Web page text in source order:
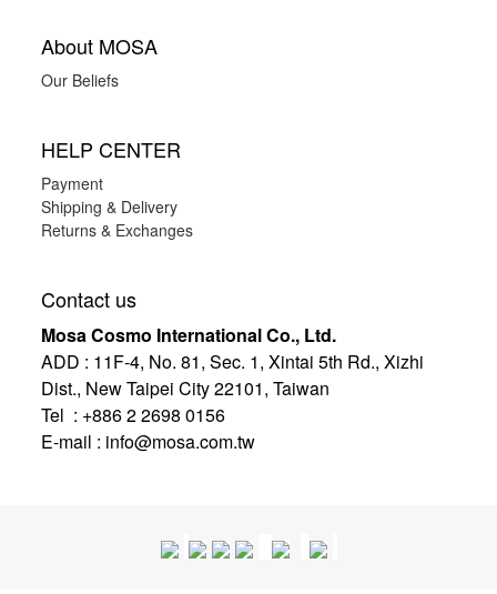
About MOSA
Our Beliefs
HELP CENTER
Payment
Shipping & Delivery
Returns & Exchanges
Contact us
Mosa Cosmo International Co., Ltd.
ADD : 11F-4, No. 81, Sec. 1, Xintai 5th Rd., Xizhi
Dist., New Taipei City 22101, Taiwan
Tel : +886 2 2698 0156
E-mail : info@mosa.com.tw